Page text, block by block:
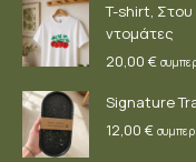
T-shirt, Στου
ντομάτες
20,00 €
Signature
12,00 €